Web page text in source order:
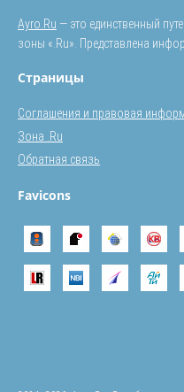
Ayro.Ru — это единственный
зоны «.Ru». Представлена
Страницы
Соглашения и правовая
Зона .Ru
Обратная связь
Favicons